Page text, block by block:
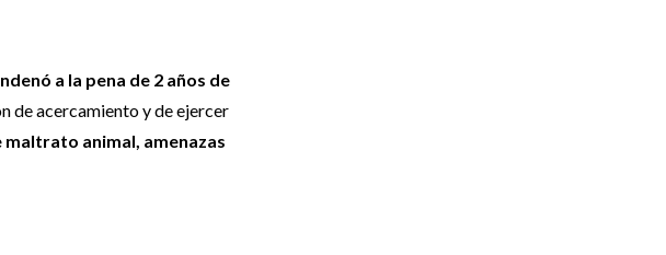
a la pena de 2 años de
de acercamiento y de ejercer
animal, amenazas